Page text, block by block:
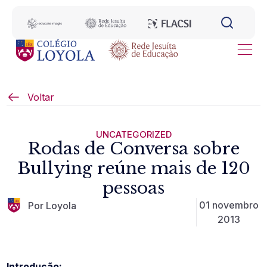
Voltar
UNCATEGORIZED
Rodas de Conversa sobre
Bullying reúne mais de 120
pessoas
Por Loyola
01 novembro
2013